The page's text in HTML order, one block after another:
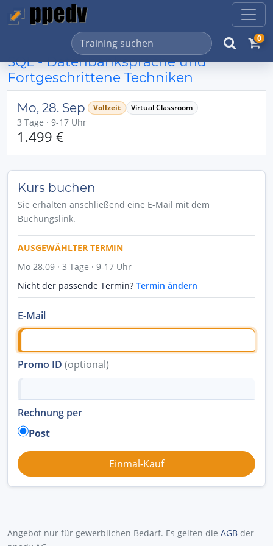
0
SQL - Datenbanksprache und
Fortgeschrittene Techniken
Mo, 28. Sep Vollzeit Virtual Classroom
3 Tage · 9-17 Uhr
1.499 €
Kurs buchen
Sie erhalten anschließend eine E-Mail mit dem
Buchungslink.
AUSGEWÄHLTER TERMIN
Mo 28.09 · 3 Tage · 9-17 Uhr
Nicht der passende Termin? Termin ändern
E-Mail
Promo ID (optional)
Rechnung per
Post
Angebot nur für gewerblichen Bedarf. Es gelten die AGB der